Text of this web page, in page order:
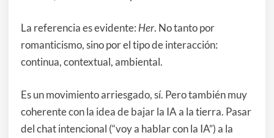
La referencia es evidente: Her. No tanto por
romanticismo, sino por el tipo de interacción:
continua, contextual, ambiental.
Es un movimiento arriesgado, sí. Pero también muy
coherente con la idea de bajar la IA a la tierra. Pasar
del chat intencional (“voy a hablar con la IA”) a la